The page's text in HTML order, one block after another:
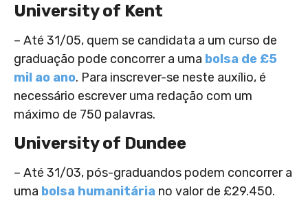
University of Kent
– Até 31/05, quem se candidata a um curso de
graduação pode concorrer a uma bolsa de £5
mil ao ano. Para inscrever-se neste auxílio, é
necessário escrever uma redação com um
máximo de 750 palavras.
University of Dundee
– Até 31/03, pós-graduandos podem concorrer a
uma bolsa humanitária no valor de £29.450.